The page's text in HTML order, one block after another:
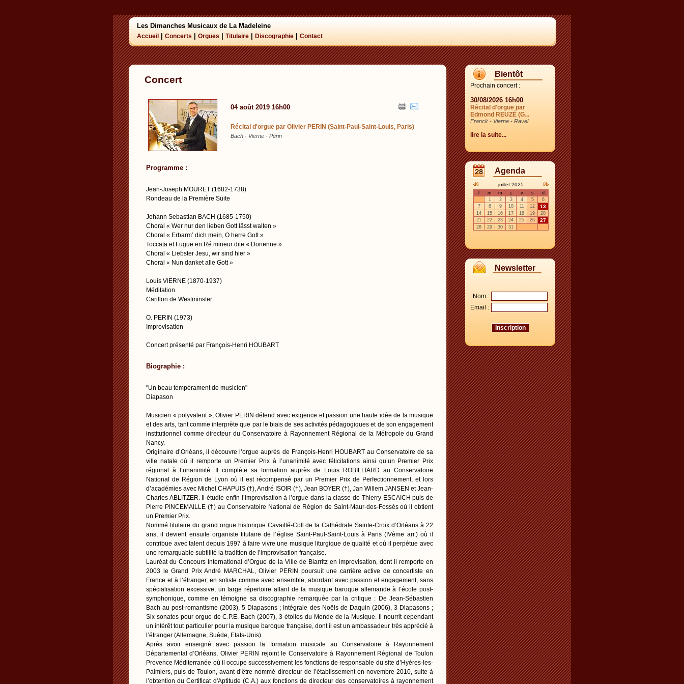
Les Dimanches Musicaux de La Madeleine
Accueil Concerts Orgues Titulaire Discographie Contact
Concert
04 août 2019 16h00
Récital d'orgue par Olivier PERIN (Saint-Paul-Saint-Louis, Paris)
Bach - Vierne - Périn
Programme :
Jean-Joseph MOURET (1682-1738)
Rondeau de la Première Suite
Johann Sebastian BACH (1685-1750)
Choral « Wer nur den lieben Gott lässt walten »
Choral « Erbarm’ dich mein, O herre Gott »
Toccata et Fugue en Ré mineur dite « Dorienne »
Choral « Liebster Jesu, wir sind hier »
Choral « Nun danket alle Gott »
Louis VIERNE (1870-1937)
Méditation
Carillon de Westminster
O. PERIN (1973)
Improvisation
Concert présenté par François-Henri HOUBART
Biographie :
"Un beau tempérament de musicien"
Diapason
Musicien « polyvalent », Olivier PERIN défend avec exigence et passion une haute idée de la musique
et des arts, tant comme interprète que par le biais de ses activités pédagogiques et de son engagement
institutionnel comme directeur du Conservatoire à Rayonnement Régional de la Métropole du Grand
Nancy.
Originaire d’Orléans, il découvre l’orgue auprès de François-Henri HOUBART au Conservatoire de sa
ville natale où il remporte un Premier Prix à l’unanimité avec félicitations ainsi qu’un Premier Prix
régional à l’unanimité. Il complète sa formation auprès de Louis ROBILLIARD au Conservatoire
National de Région de Lyon où il est récompensé par un Premier Prix de Perfectionnement, et lors
d’académies avec Michel CHAPUIS (†), André ISOIR (†), Jean BOYER (†), Jan Willem JANSEN et Jean-
Charles ABLITZER. Il étudie enfin l’improvisation à l’orgue dans la classe de Thierry ESCAICH puis de
Pierre PINCEMAILLE (†) au Conservatoire National de Région de Saint-Maur-des-Fossés où il obtient
un Premier Prix.
Nommé titulaire du grand orgue historique Cavaillé-Coll de la Cathédrale Sainte-Croix d’Orléans à 22
ans, il devient ensuite organiste titulaire de l’église Saint-Paul-Saint-Louis à Paris (IVème arr.) où il
contribue avec talent depuis 1997 à faire vivre une musique liturgique de qualité et où il perpétue avec
une remarquable subtilité la tradition de l’improvisation française.
Lauréat du Concours International d’Orgue de la Ville de Biarritz en improvisation, dont il remporte en
2003 le Grand Prix André MARCHAL, Olivier PERIN poursuit une carrière active de concertiste en
France et à l’étranger, en soliste comme avec ensemble, abordant avec passion et engagement, sans
spécialisation excessive, un large répertoire allant de la musique baroque allemande à l’école post-
symphonique, comme en témoigne sa discographie remarquée par la critique : De Jean-Sébastien
Bach au post-romantisme (2003), 5 Diapasons ; Intégrale des Noëls de Daquin (2006), 3 Diapasons ;
Six sonates pour orgue de C.P.E. Bach (2007), 3 étoiles du Monde de la Musique. Il nourrit cependant
un intérêt tout particulier pour la musique baroque française, dont il est un ambassadeur très apprécié à
l’étranger (Allemagne, Suède, Etats-Unis).
Après avoir enseigné avec passion la formation musicale au Conservatoire à Rayonnement
Départemental d’Orléans, Olivier PERIN rejoint le Conservatoire à Rayonnement Régional de Toulon
Provence Méditerranée où il occupe successivement les fonctions de responsable du site d’Hyères-les-
Palmiers, puis de Toulon, avant d’être nommé directeur de l’établissement en novembre 2010, suite à
l’obtention du Certificat d'Aptitude (C.A.) aux fonctions de directeur des conservatoires à rayonnement
Bientôt
Prochain concert :
30/08/2026 16h00
Récital d'orgue par
Edmond REUZÉ (G...
Franck - Vierne - Ravel
lire la suite...
Agenda
juillet 2025
m m j v s
d
1
2 3 4 5
6
7
8 9 10 11 12 13
14 15 16 17 18 19
20
21
22 23 24 25 26 27
28 29 30 31
Newsletter
Nom :
Email :